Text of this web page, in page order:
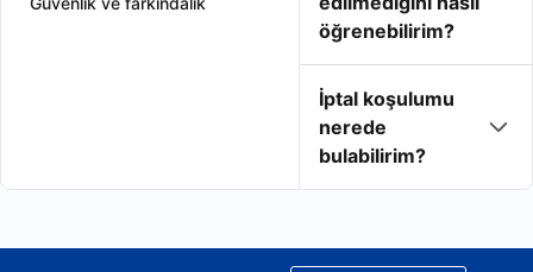
öğrenebilirim?
İptal koşulumu
nerede
bulabilirim?